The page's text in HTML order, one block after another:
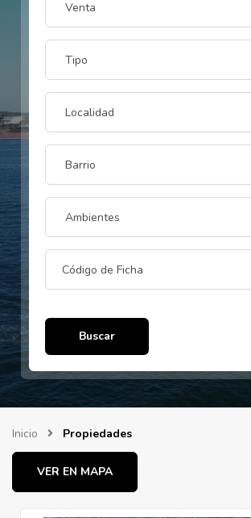
Buscar
Inicio Propiedades
VER EN MAPA